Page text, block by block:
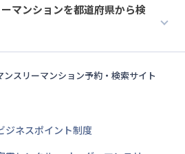
マンションを都道府県から検
スリーマンション予約・検索サイト
ジネスポイント制度